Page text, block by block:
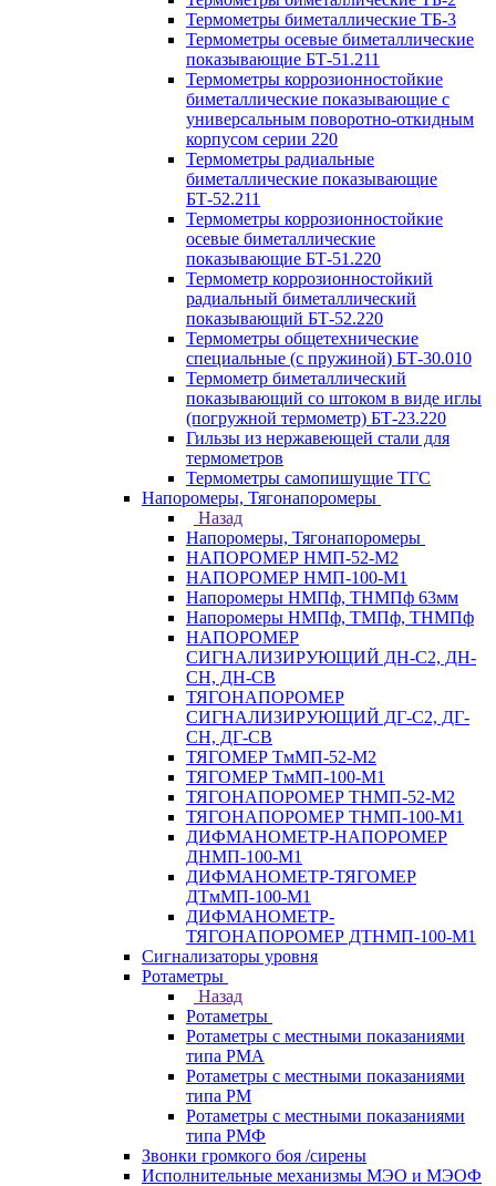
Термометры биметаллические ТБ-3
Термометры осевые биметаллические
показывающие БТ-51.211
Термометры коррозионностойкие
биметаллические показывающие с
универсальным поворотно-откидным
корпусом серии 220
Термометры радиальные
биметаллические показывающие
БТ-52.211
Термометры коррозионностойкие
осевые биметаллические
показывающие БТ-51.220
Термометр коррозионностойкий
радиальный биметаллический
показывающий БТ-52.220
Термометры общетехнические
специальные (с пружиной) БТ-30.010
Термометр биметаллический
показывающий со штоком в виде иглы
(погружной термометр) БТ-23.220
Гильзы из нержавеющей стали для
термометров
Термометры самопишущие ТГС
Напоромеры, Тягонапоромеры
Назад
Напоромеры, Тягонапоромеры
НАПОРОМЕР НМП-52-М2
НАПОРОМЕР НМП-100-М1
Напоромеры НМПф, ТНМПф 63мм
Напоромеры НМПф, ТМПф, ТНМПф
НАПОРОМЕР
СИГНАЛИЗИРУЮЩИЙ ДН-С2, ДН-
СН, ДН-СВ
ТЯГОНАПОРОМЕР
СИГНАЛИЗИРУЮЩИЙ ДГ-С2, ДГ-
СН, ДГ-СВ
ТЯГОМЕР ТмМП-52-М2
ТЯГОМЕР ТмМП-100-М1
ТЯГОНАПОРОМЕР ТНМП-52-М2
ТЯГОНАПОРОМЕР ТНМП-100-М1
ДИФМАНОМЕТР-НАПОРОМЕР
ДНМП-100-М1
ДИФМАНОМЕТР-ТЯГОМЕР
ДТмМП-100-М1
ДИФМАНОМЕТР-
ТЯГОНАПОРОМЕР ДТНМП-100-М1
Сигнализаторы уровня
Ротаметры
Назад
Ротаметры
Ротаметры с местными показаниями
типа РМА
Ротаметры с местными показаниями
типа РМ
Ротаметры с местными показаниями
типа РМФ
Звонки громкого боя /сирены
Исполнительные механизмы МЭО и МЭОФ